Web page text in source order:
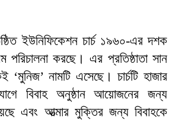
ইউনিফিকেশন চার্চ ১৯৬০-এর দশক
পরিচালনা করছে। এর প্রতিষ্ঠাতা সান
‘মুনিজ’ নামটি এসেছে। চার্চটি হাজার
বিবাহ অনুষ্ঠান আয়োজনের জন্য
এবং আত্মার মুক্তির জন্য বিবাহকে